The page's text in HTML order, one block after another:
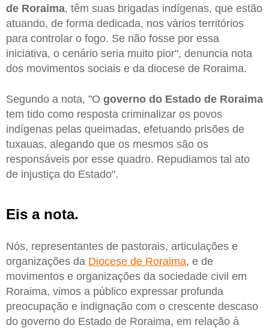
de Roraima, têm suas brigadas indígenas, que estão
atuando, de forma dedicada, nos vários territórios
para controlar o fogo. Se não fosse por essa
iniciativa, o cenário seria muito pior", denuncia nota
dos movimentos sociais e da diocese de Roraima.
Segundo a nota, "O governo do Estado de Roraima
tem tido como resposta criminalizar os povos
indígenas pelas queimadas, efetuando prisões de
tuxauas, alegando que os mesmos são os
responsáveis por esse quadro. Repudiamos tal ato
de injustiça do Estado".
Eis a nota.
Nós, representantes de pastorais, articulações e
organizações da Diocese de Roraima, e de
movimentos e organizações da sociedade civil em
Roraima, vimos a público expressar profunda
preocupação e indignação com o crescente descaso
do governo do Estado de Roraima, em relação à